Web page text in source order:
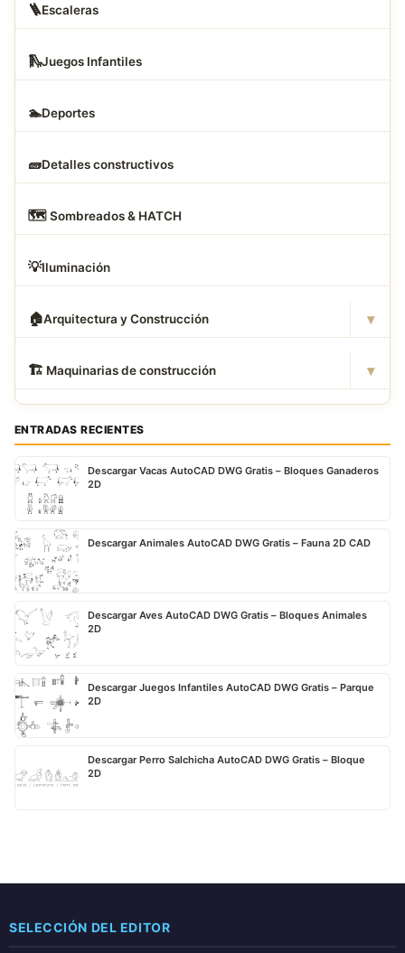
🪜Escaleras
🛝Juegos Infantiles
🏊Deportes
🧱Detalles constructivos
🗺️ Sombreados & HATCH
💡Iluminación
🏠Arquitectura y Construcción ▾
🏗 ️ Maquinarias de construcción ▾
ENTRADAS RECIENTES
Descargar Vacas AutoCAD DWG Gratis – Bloques Ganaderos
2D
Descargar Animales AutoCAD DWG Gratis – Fauna 2D CAD
Descargar Aves AutoCAD DWG Gratis – Bloques Animales
2D
Descargar Juegos Infantiles AutoCAD DWG Gratis – Parque
2D
Descargar Perro Salchicha AutoCAD DWG Gratis – Bloque
2D
SELECCIÓN DEL EDITOR